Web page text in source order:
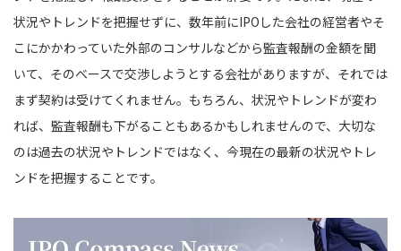
状況やトレンドを把握せずに、数年前にIPOした会社の経営者やそ
こにかかわっていた外部のコンサルなどから監査報酬の金額を聞
いて、そのベースで交渉しようとする会社がありますが、それでは
まず契約は受けてくれません。もちろん、状況やトレンドが変わ
れば、監査報酬も下がることもあるかもしれませんので、大切な
のは過去の状況やトレンドではなく、今現在の最新の状況やトレ
ンドを把握することです。